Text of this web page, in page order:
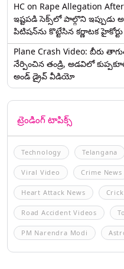
HC on Rape Allegation
ఇష్టపడి సెక్స్‌లో పాల్గొని
పిటిషన్‌ను కొట్టేసిన కర్ణాటక హైకోర్టు
Plane Crash Video: బీరు
నేర్పించిన తండ్రి, అడవిలో
అండ్ డ్రైవ్ వీడియో
ట్రెండింగ్ టాపిక్స్
Technology Telangana
Viral Video Crime News
Heart Attack News
Road Accident Videos
PM Narendra Modi